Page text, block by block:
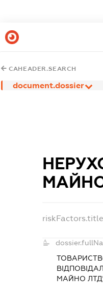
CAHEADER.SEARCH
document.dossier
riskFactors.title
МАЙНО